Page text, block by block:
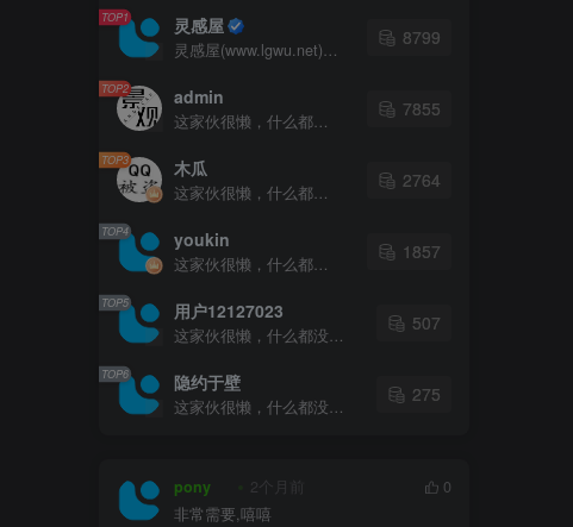
TOP1 灵感屋
灵感屋(www.lgwu.net)尽可能为每一位设计师提供更全面、更精致、更具有创意感的设计素材。努力成为景观设计师展示实力和互相学习的优质网络资源发布平台。
8799
TOP2 admin
这家伙很懒，什么都没有写...
7855
TOP3 木瓜
这家伙很懒，什么都没有写...
2764
TOP4 youkin
这家伙很懒，什么都没有写...
1857
TOP5 用户12127023
这家伙很懒，什么都没有写...
507
TOP6 隐约于壁
这家伙很懒，什么都没有写...
275
pony 2个月前
0
非常需要,嘻嘻